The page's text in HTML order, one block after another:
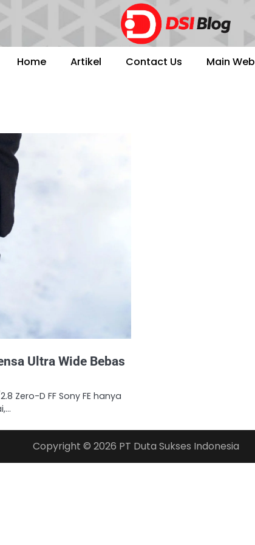
Home Artikel Contact Us Main Web
Ultra Wide Bebas
Zero-D FF Sony FE hanya
Copyright © 2026 PT Duta Sukses Indonesia